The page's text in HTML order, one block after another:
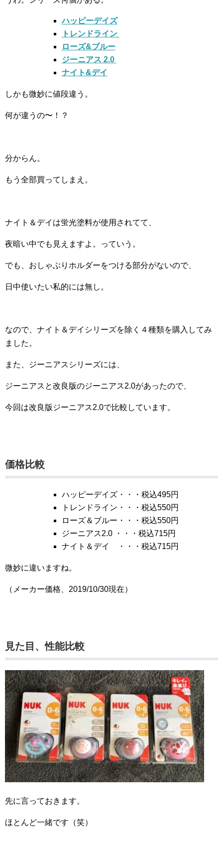
ハッピーデイズ
トレンドライン
ローズ&ブルー
ジーニアス 2.0
ナイト&デイ
しかも微妙に値段違う。
何が違うの〜！？
分からん。
もう全部買ってしまえ。
ナイト＆デイは蛍光塗料が使用されてて、
夜暗い中でも見えますよ。っていう。
でも、おしゃぶりホルダーをつける部分がないので、
日中使いたい私的には無し。
なので、ナイト＆デイシリーズを除く４種類を購入してみ
ました。
また、ジーニアスシリーズには、
ジーニアスと改良版のジーニアス2.0があったので、
今回は改良版ジーニアス2.0で比較しています。
価格比較
ハッピーデイズ・・・税込495円
トレンドライン・・・税込550円
ローズ＆ブルー・・・税込550円
ジーニアス2.0 ・・・税込715円
ナイト＆デイ ・・・税込715円
微妙に違いますね。
（メーカー価格、2019/10/30現在）
見た目、性能比較
先に言っておきます。
ほとんど一緒です（笑）